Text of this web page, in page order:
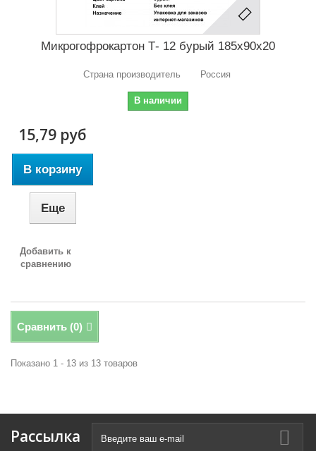
Микрогофрокартон Т- 12 бурый 185х90х20
Страна производитель Россия
В наличии
15,79 руб
В корзину
Еще
Добавить к
сравнению
Сравнить (0)
Показано 1 - 13 из 13 товаров
Рассылка